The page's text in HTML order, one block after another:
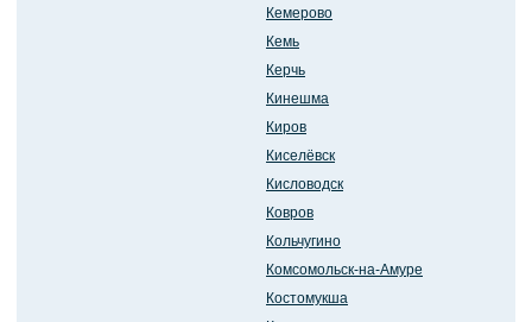
Кемерово
Кемь
Керчь
Кинешма
Киров
Киселёвск
Кисловодск
Ковров
Кольчугино
Комсомольск-на-Амуре
Костомукша